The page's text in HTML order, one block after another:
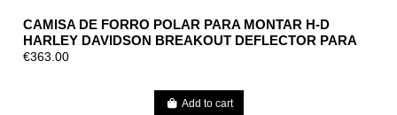
CAMISA DE FORRO POLAR PARA MONTAR H-D
HARLEY DAVIDSON BREAKOUT DEFLECTOR PARA
HOMBRE
€363.00
Add to cart